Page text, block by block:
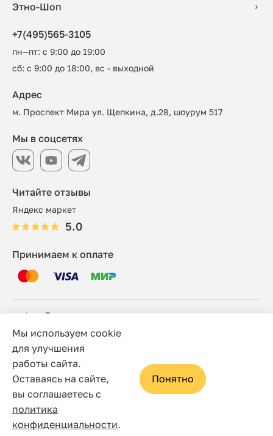
Этно-Шоп
+7(495)565-3105
пн—пт: с 9:00 до 19:00
сб: с 9:00 до 18:00, вс - выходной
Читайте отзывы
Яндекс маркет
5.0
Адрес
м. Проспект Мира ул. Щепкина, д.28, шоурум 517
Принимаем к оплате
Мы в соцсетях
© 2006 - 2026 Этно-шоп, Интернет-магазин
Политика конфиденциальности
Сайт носит исключительно информационный характер, и
ни при каких условиях не является публичной офертой,
определяемой положениями статьи 437(2) Гражданского
кодекса Российской Федерации
Мы используем cookie
для улучшения
работы сайта.
Оставаясь на сайте,
вы соглашаетесь с
политика
конфиденциальности.
Понятно